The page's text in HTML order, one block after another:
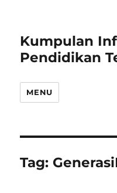
Kumpulan
Pendidikan
MENU
Tag: